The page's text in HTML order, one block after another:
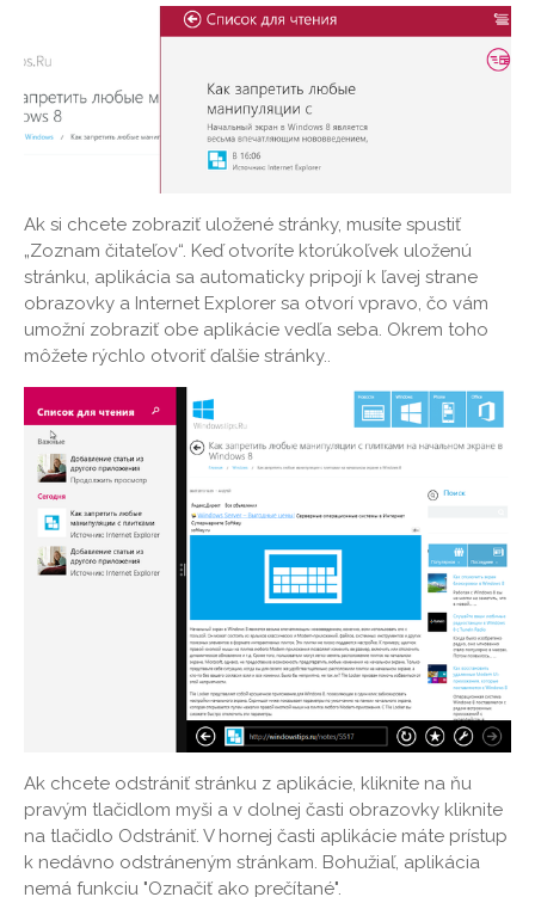
Ak si chcete zobraziť uložené stránky, musíte spustiť
„Zoznam čitateľov“. Keď otvoríte ktorúkoľvek uloženú
stránku, aplikácia sa automaticky pripojí k ľavej strane
obrazovky a Internet Explorer sa otvorí vpravo, čo vám
umožní zobraziť obe aplikácie vedľa seba. Okrem toho
môžete rýchlo otvoriť ďalšie stránky..
Ak chcete odstrániť stránku z aplikácie, kliknite na ňu
pravým tlačidlom myši a v dolnej časti obrazovky kliknite
na tlačidlo Odstrániť. V hornej časti aplikácie máte prístup
k nedávno odstráneným stránkam. Bohužiaľ, aplikácia
nemá funkciu "Označiť ako prečítané".